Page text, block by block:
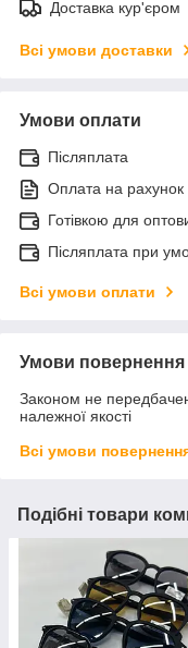
Доставка кур'єром
Всі умови доставки
Умови оплати
Післяплата
Оплата на рахунок
Готівкою для
Післяплата при
Всі умови оплати
Умови повернення
Законом не
належної якості
Всі умови
Подібні товари